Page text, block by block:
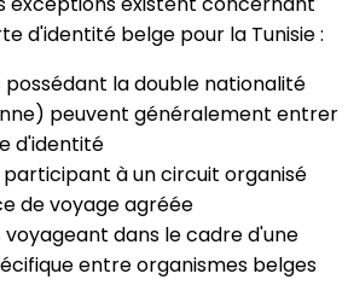
d'identité belge pour la Tunisie :
possédant la double nationalité
peuvent généralement entrer
d'identité
participant à un circuit organisé
de voyage agréée
voyageant dans le cadre d'une
entre organismes belges